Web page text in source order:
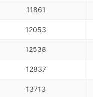
11861
12053
12538
12837
13713